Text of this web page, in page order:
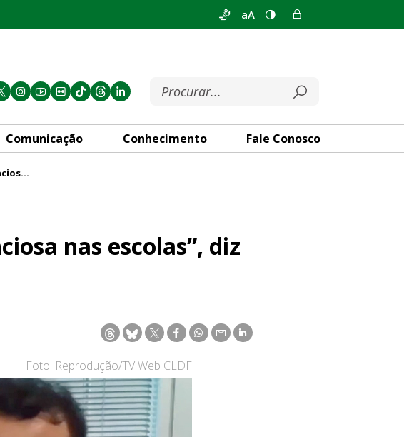
aA
Comunicação Conhecimento Fale Conosco
“PDAF tem permitido revolução silenciosa nas escolas”, diz Reginaldo Veras
nas escolas”, diz
Foto: Reprodução/TV Web CLDF